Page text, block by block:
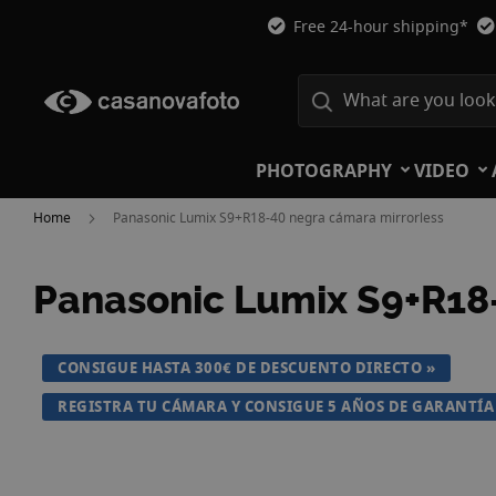
Free 24-hour shipping*
PHOTOGRAPHY VIDEO
Home Panasonic Lumix S9+R18-40 negra cámara mirrorless
Panasonic Lumix
Skip
to
the
end
CONSIGUE HASTA 300€ DE DESCUENTO DIRECTO
REGISTRA TU CÁMARA Y CONSIGUE 5 AÑOS DE GARANTÍA